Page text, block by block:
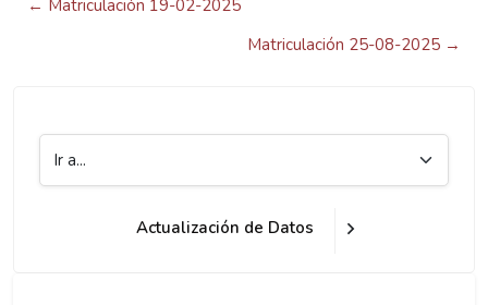
← Matriculación 19-02-2025
Matriculación 25-08-2025 →
Ir a...
Actualización de Datos